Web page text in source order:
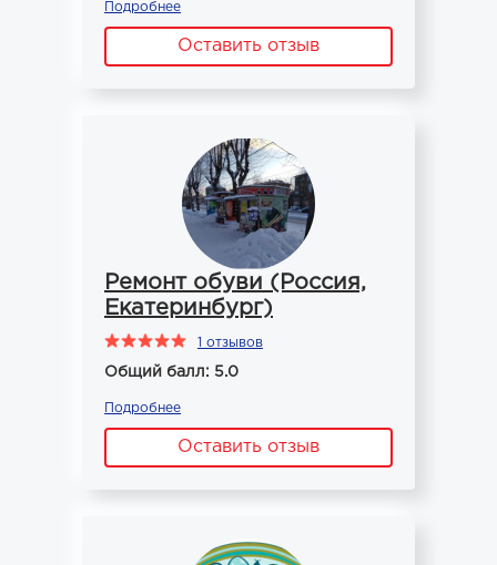
Подробнее
Оставить отзыв
Ремонт обуви (Россия,
Екатеринбург)
1 отзывов
Общий балл: 5.0
Подробнее
Оставить отзыв